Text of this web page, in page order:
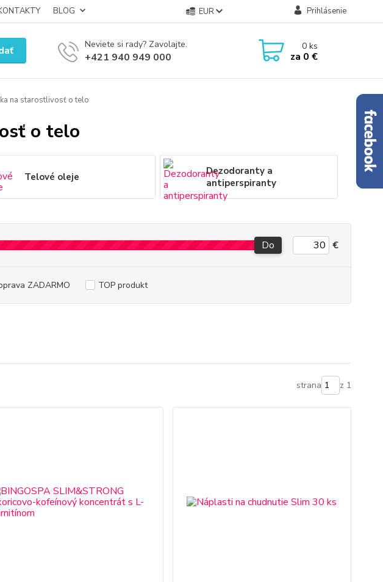
BLOG EUR Prihlásenie
Neviete si rady? Zavolajte.
+421 940 949 000
0ks
za 0 €
na starostlivosť o telo
o telo
Telové oleje
Dezodoranty a
antiperspiranty
Do €
ZADARMO TOP produkt
strana z 1